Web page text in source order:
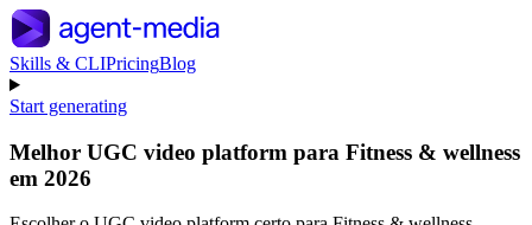
Skills & CLIPricingBlog
Start generating
Melhor UGC video platform para Fitness & wellness
em 2026